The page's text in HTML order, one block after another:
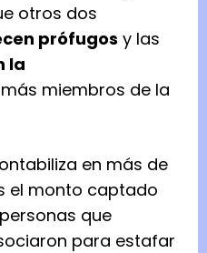
otros dos
prófugos y las
la
miembros de la
en más de
el monto captado
que
para estafar